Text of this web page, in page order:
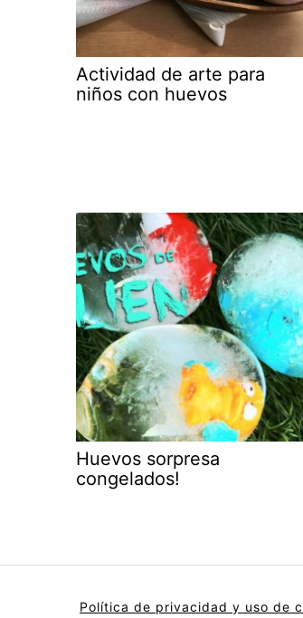
Actividad de arte para
niños con huevos
Huevos sorpresa
congelados!
Política de privacidad y uso de